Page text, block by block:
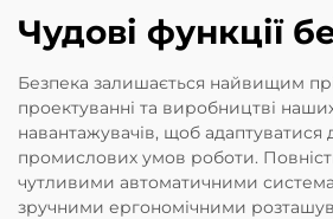
Чудові функції
Безпека залишається найвищим
проектуванні та виробництві
навантажувачів, щоб
промислових умов роботи.
чутливими автоматичними
зручними ергономічними